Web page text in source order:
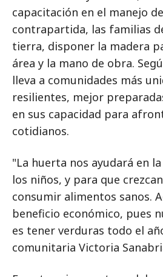
capacitación en el manejo
contrapartida, las familias
tierra, disponer la madera
área y la mano de obra.
lleva a comunidades más
resilientes, mejor
en sus capacidad para
cotidianos.
"La huerta nos ayudará en
los niños, y para que
consumir alimentos sanos.
beneficio económico, pues
es tener verduras todo el
comunitaria Victoria